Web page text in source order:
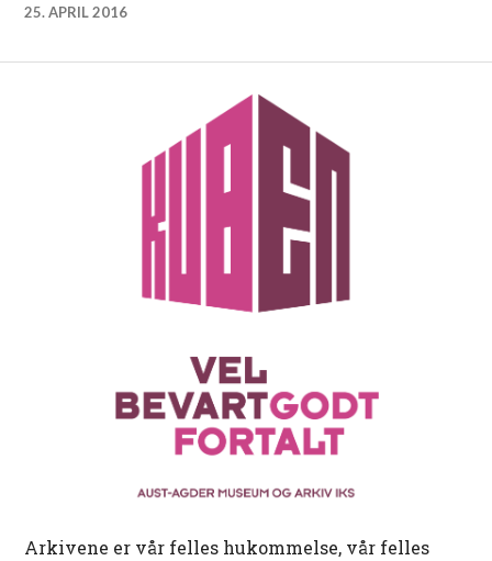
25. APRIL 2016
Arkivene er vår felles hukommelse, vår felles